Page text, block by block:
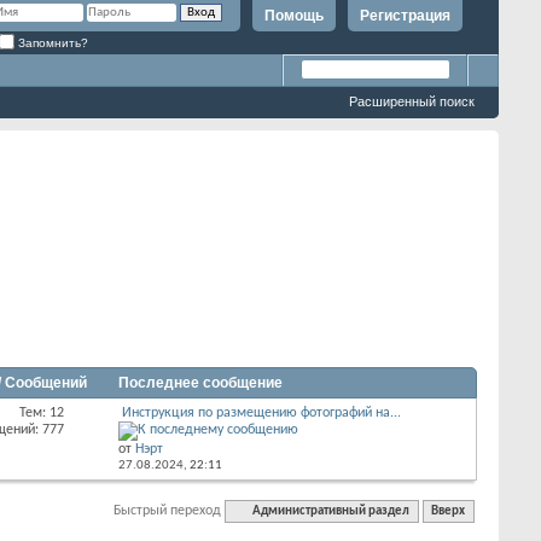
Регистрация
Помощь
Запомнить?
Расширенный поиск
Сообщений Последнее сообщение
Тем: 12
777
Инструкция по размещению фотографий на...
от Нэрт
27.08.2024, 22:11
Быстрый переход Административный раздел Вверх